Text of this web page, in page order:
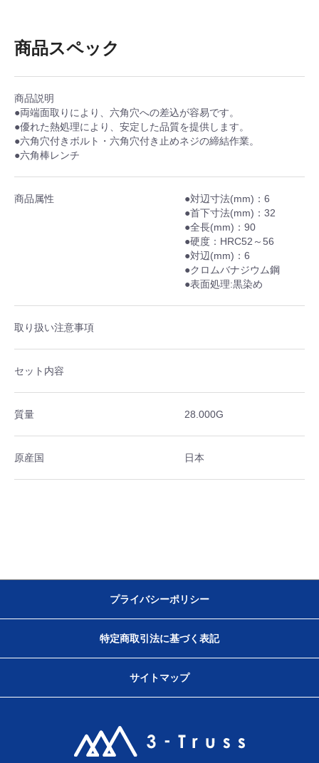
商品スペック
商品説明
●両端面取りにより、六角穴への差込が容易です。
●優れた熱処理により、安定した品質を提供します。
●六角穴付きボルト・六角穴付き止めネジの締結作業。
●六角棒レンチ
商品属性
●対辺寸法(mm)：6
●首下寸法(mm)：32
●全長(mm)：90
●硬度：HRC52～56
●対辺(mm)：6
●クロムバナジウム鋼
●表面処理:黒染め
取り扱い注意事項
セット内容
質量 28.000G
原産国 日本
プライバシーポリシー
特定商取引法に基づく表記
サイトマップ